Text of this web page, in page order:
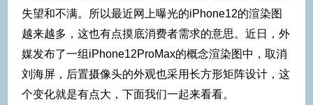
失望和不满。所以最近网上曝光的iPhone12的渲染图
越来越多，这也有点摸底消费者需求的意思。近日，外
媒发布了一组iPhone12ProMax的概念渲染图中，取消
刘海屏，后置摄像头的外观也采用长方形矩阵设计，这
个变化就是有点大，下面我们一起来看看。